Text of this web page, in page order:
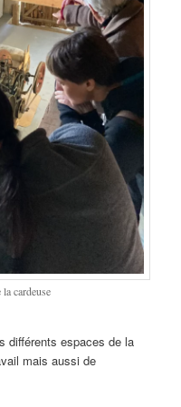
cardeuse
différents espaces de la
mais aussi de